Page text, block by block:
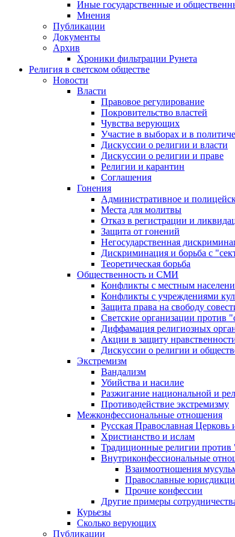
Иные государственные и
Мнения
Публикации
Документы
Архив
Хроники фильтрации Рунета
Религия в светском обществе
Новости
Власти
Правовое регулирование
Покровительство властей
Чувства верующих
Участие в выборах и в
Дискуссии о религии и власти
Дискуссии о религии и праве
Религии и карантин
Соглашения
Гонения
Административное и
Места для молитвы
Отказ в регистрации и
Защита от гонений
Негосударственная
Дискриминация и борьба с
Теоретическая борьба
Общественность и СМИ
Конфликты с местным
Конфликты с учреждениями
Защита права на свободу
Светские организации против
Диффамация религиозных
Акции в защиту
Дискуссии о религии и
Экстремизм
Вандализм
Убийства и насилие
Разжигание национальной и
Противодействие экстремизму
Межконфессиональные отношения
Русская Православная Церковь
Христианство и ислам
Традиционные религии против
Внутриконфессиональные
Взаимоотношения
Православные
Прочие конфессии
Другие примеры
Курьезы
Сколько верующих
Публикации